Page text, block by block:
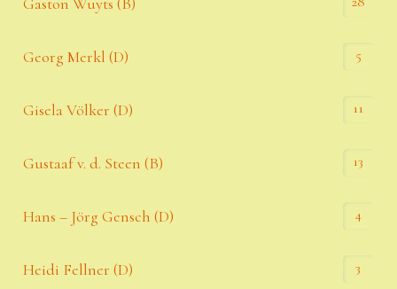
Georg Merkl (D) 5
Gisela Völker (D) 11
Gustaaf v. d. Steen (B) 13
Hans – Jörg Gensch (D) 4
Heidi Fellner (D) 3